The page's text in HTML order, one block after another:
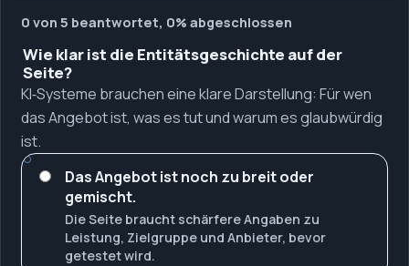
0 von 5 beantwortet, 0% abgeschlossen
Wie klar ist die Entitätsgeschichte auf der
Seite?
KI‑Systeme brauchen eine klare Darstellung: Für wen
das Angebot ist, was es tut und warum es glaubwürdig
ist.
Das Angebot ist noch zu breit oder
gemischt.
Die Seite braucht schärfere Angaben zu
Leistung, Zielgruppe und Anbieter, bevor
getestet wird.